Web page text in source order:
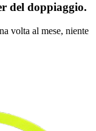
del doppiaggio.
volta al mese, niente